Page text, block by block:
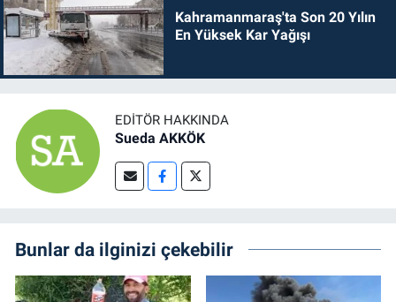
Kahramanmaraş'ta Son 20 Yılın
En Yüksek Kar Yağışı
EDITÖR HAKKINDA
Sueda AKKÖK
Bunlar da ilginizi çekebilir